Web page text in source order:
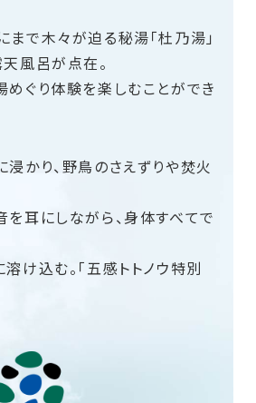
で木々が迫る秘湯「杜乃湯」
風呂が点在。
ぐり体験を楽しむことができ
かり、野鳥のさえずりや焚火
耳にしながら、身体すべてで
け込む。「五感トトノウ特別